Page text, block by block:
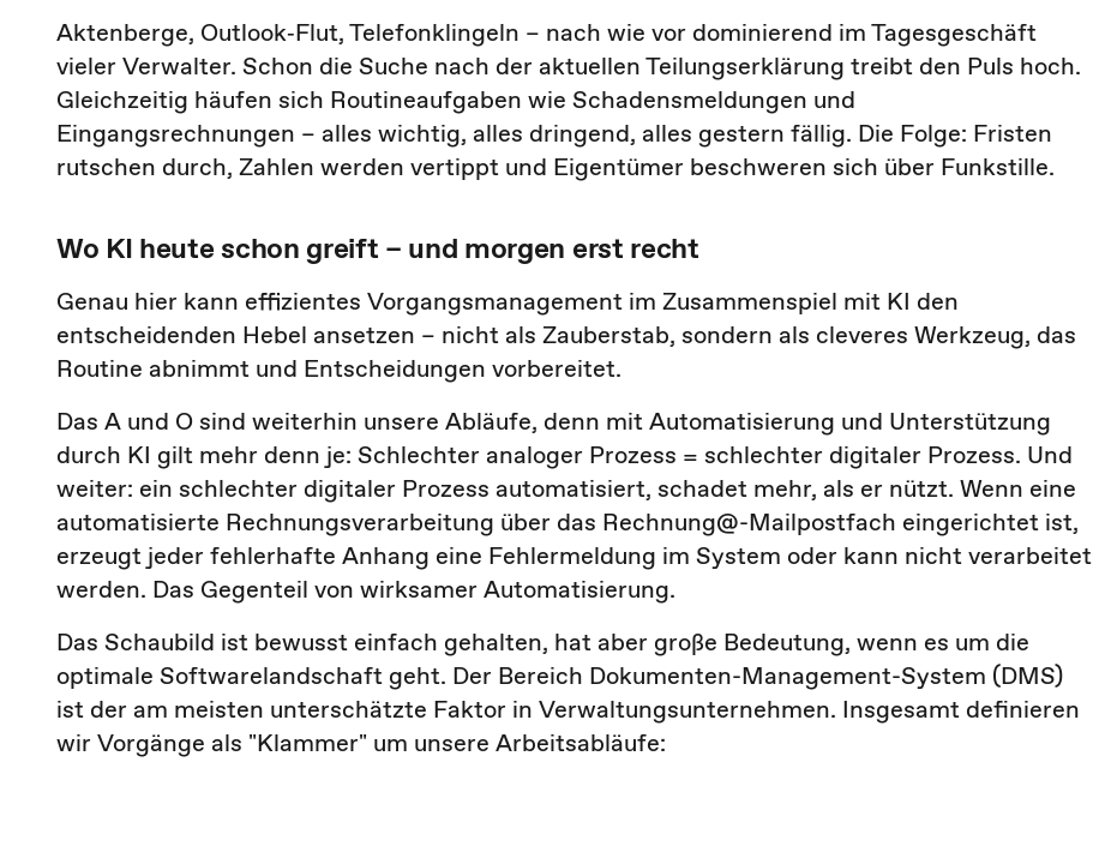
Aktenberge, Outlook‑Flut, Telefonklingeln – nach wie vor dominierend im Tagesgeschäft
vieler Verwalter. Schon die Suche nach der aktuellen Teilungserklärung treibt den Puls hoch.
Gleichzeitig häufen sich Routineaufgaben wie Schadensmeldungen und
Eingangsrechnungen – alles wichtig, alles dringend, alles gestern fällig. Die Folge: Fristen
rutschen durch, Zahlen werden vertippt und Eigentümer beschweren sich über Funkstille.
Wo KI heute schon greift – und morgen erst recht
Genau hier kann effizientes Vorgangsmanagement im Zusammenspiel mit KI den
entscheidenden Hebel ansetzen – nicht als Zauberstab, sondern als cleveres Werkzeug, das
Routine abnimmt und Entscheidungen vorbereitet.
Das A und O sind weiterhin unsere Abläufe, denn mit Automatisierung und Unterstützung
durch KI gilt mehr denn je: Schlechter analoger Prozess = schlechter digitaler Prozess. Und
weiter: ein schlechter digitaler Prozess automatisiert, schadet mehr, als er nützt. Wenn eine
automatisierte Rechnungsverarbeitung über das Rechnung@-Mailpostfach eingerichtet ist,
erzeugt jeder fehlerhafte Anhang eine Fehlermeldung im System oder kann nicht verarbeitet
werden. Das Gegenteil von wirksamer Automatisierung.
Das Schaubild ist bewusst einfach gehalten, hat aber große Bedeutung, wenn es um die
optimale Softwarelandschaft geht. Der Bereich Dokumenten-Management-System (DMS)
ist der am meisten unterschätzte Faktor in Verwaltungsunternehmen. Insgesamt definieren
wir Vorgänge als "Klammer" um unsere Arbeitsabläufe: